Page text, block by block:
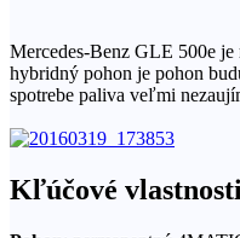
Mercedes-Benz GLE 500e je
hybridný pohon je pohon
spotrebe paliva veľmi
Kľúčové vlastnosti